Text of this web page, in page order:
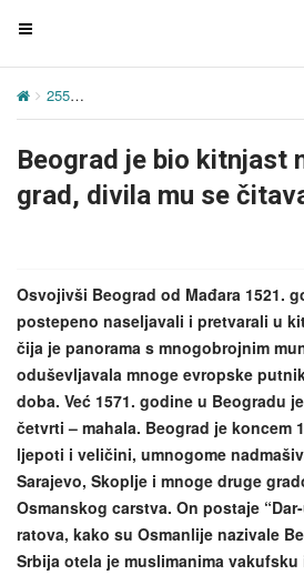
T
g
e
n
a
g
a
t
i
o
n
255
Beograd je bio kitnjast
grad, divila mu se
Osvojivši Beograd od Mađara 1521.
postepeno naseljavali i pretvarali u
čija je panorama s mnogobrojnim
oduševljavala mnoge evropske
doba. Već 1571. godine u Beogradu
četvrti – mahala. Beograd je koncem
ljepoti i veličini, umnogome
Sarajevo, Skoplje i mnoge druge
Osmanskog carstva. On postaje
ratova, kako su Osmanlije nazivale
Srbija otela je muslimanima